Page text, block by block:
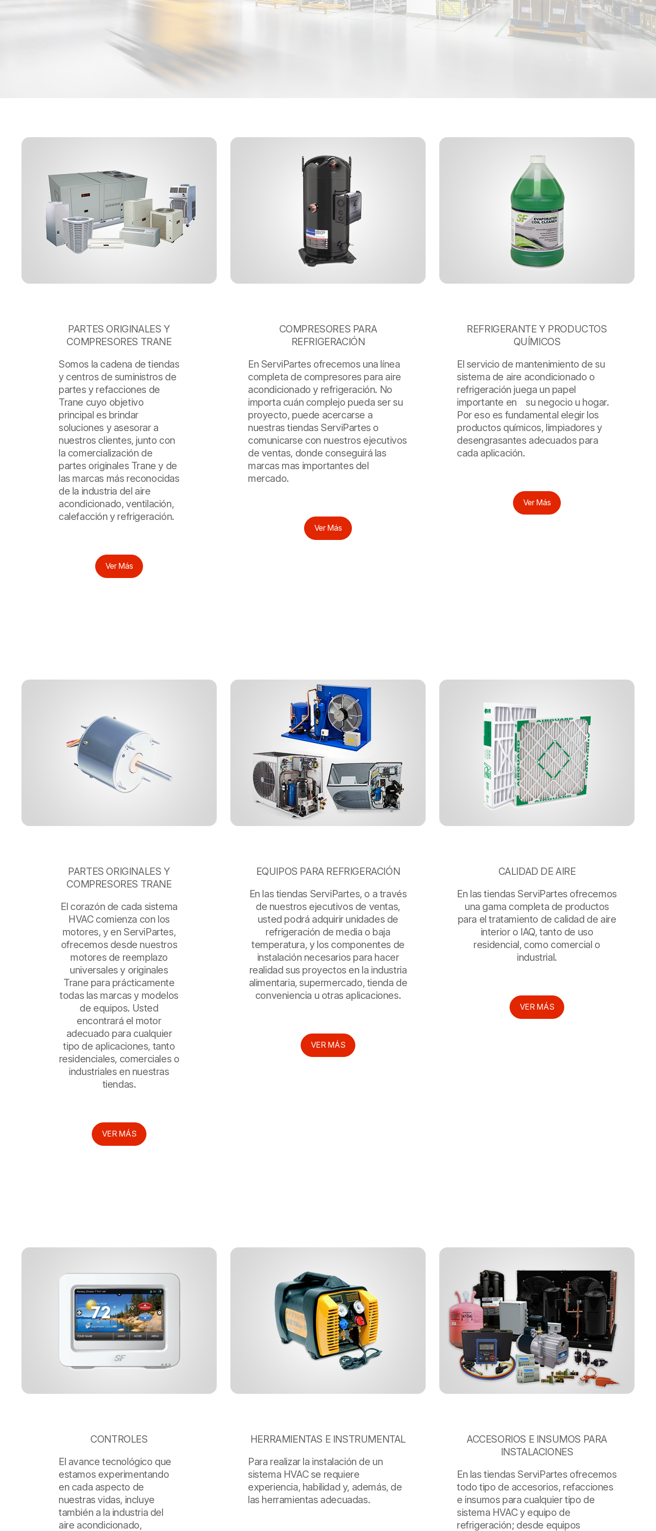
PARTES ORIGINALES Y
COMPRESORES TRANE
Somos la cadena de tiendas
y centros de suministros de
partes y refacciones de
Trane cuyo objetivo
principal es brindar
soluciones y asesorar a
nuestros clientes, junto con
la comercialización de
partes originales Trane y de
las marcas más reconocidas
de la industria del aire
acondicionado, ventilación,
calefacción y refrigeración.
Ver Más
COMPRESORES PARA
REFRIGERACIÓN
En ServiPartes ofrecemos una línea
completa de compresores para aire
acondicionado y refrigeración. No
importa cuán complejo pueda ser su
proyecto, puede acercarse a
nuestras tiendas ServiPartes o
comunicarse con nuestros ejecutivos
de ventas, donde conseguirá las
marcas mas importantes del
mercado.
Ver Más
REFRIGERANTE Y PRODUCTOS
QUÍMICOS
El servicio de mantenimiento de su
sistema de aire acondicionado o
refrigeración juega un papel
importante en su negocio u hogar.
Por eso es fundamental elegir los
productos químicos, limpiadores y
desengrasantes adecuados para
cada aplicación.
Ver Más
PARTES ORIGINALES Y
COMPRESORES TRANE
El corazón de cada sistema
HVAC comienza con los
motores, y en ServiPartes,
ofrecemos desde nuestros
motores de reemplazo
universales y originales
Trane para prácticamente
todas las marcas y modelos
de equipos. Usted
encontrará el motor
adecuado para cualquier
tipo de aplicaciones, tanto
residenciales, comerciales o
industriales en nuestras
tiendas.
VER MÁS
EQUIPOS PARA REFRIGERACIÓN
En las tiendas ServiPartes, o a través
de nuestros ejecutivos de ventas,
usted podrá adquirir unidades de
refrigeración de media o baja
temperatura, y los componentes de
instalación necesarios para hacer
realidad sus proyectos en la industria
alimentaria, supermercado, tienda de
conveniencia u otras aplicaciones.
VER MÁS
CALIDAD DE AIRE
En las tiendas ServiPartes ofrecemos
una gama completa de productos
para el tratamiento de calidad de aire
interior o IAQ, tanto de uso
residencial, como comercial o
industrial.
VER MÁS
CONTROLES
El avance tecnológico que
estamos experimentando
en cada aspecto de
nuestras vidas, incluye
también a la industria del
aire acondicionado,
HERRAMIENTAS E INSTRUMENTAL
Para realizar la instalación de un
sistema HVAC se requiere
experiencia, habilidad y, además, de
las herramientas adecuadas.
ACCESORIOS E INSUMOS PARA
INSTALACIONES
En las tiendas ServiPartes ofrecemos
todo tipo de accesorios, refacciones
e insumos para cualquier tipo de
sistema HVAC y equipo de
refrigeración; desde equipos